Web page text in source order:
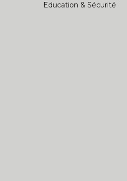
Education & Sécurité